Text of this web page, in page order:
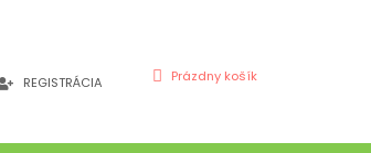
REGISTRÁCIA
NÁKUPNÝ
Prázdny košík